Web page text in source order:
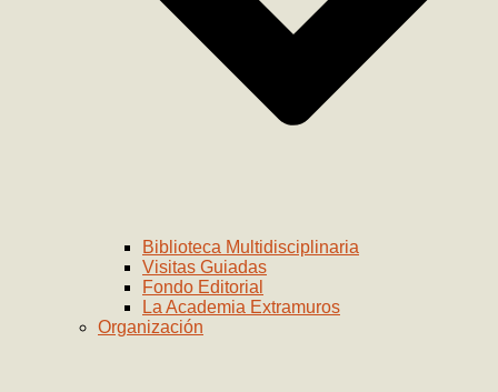
Biblioteca Multidisciplinaria
Visitas Guiadas
Fondo Editorial
La Academia Extramuros
Organización